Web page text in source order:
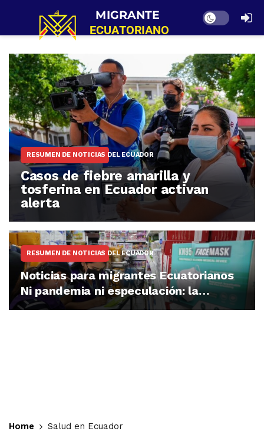
Dark mode
RESUMEN DE NOTICIAS DEL ECUADOR
Casos de fiebre amarilla y
tosferina en Ecuador activan
alerta
RESUMEN DE NOTICIAS DEL ECUADOR
Noticias para migrantes Ecuatorianos
Ni pandemia ni especulación: la
economía detrás del alza de precios
Home Salud en Ecuador